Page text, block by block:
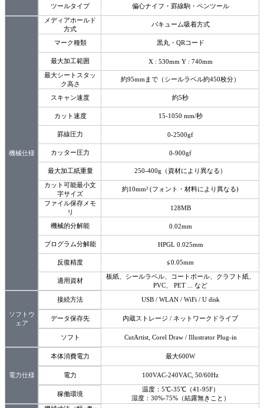
ツールタイプ 偏心ナイフ・罫線駒・ペンツール
機械仕様
メディアホールド
方式
バキューム吸着方式
マーク種類 黒丸・QRコード
最大加工範囲
X : 530mm Y : 740mm
最大シートスタッ
ク高さ
約95mmまで（シールラベル約450枚分）
スキャン速度 約5秒
カット速度 15-1050 mm/秒
罫線圧力 0-2500gf
カッター圧力 0-900gf
最大加工紙重量
250-400g（資材により異なる）
カット可能最小文
字サイズ
約10mm² (フォント・材料により異なる)
ファイル保存メモ
リ
128MB
機械的分解能 0.02mm
プログラム分解能 HPGL 0.025mm
反復精度 ≦0.05mm
適用資材
板紙、シールラベル、コートボール、クラフト紙、
PVC、 PET ... など
ソフトウ
ェア
接続方法 USB / WLAN / WiFi / U disk
データ保存先 内蔵ストレージ / ネットワークドライブ
ソフト CutArtist, Corel Draw / Illustrator Plug-in
電力仕様
本体消費電力 最大600W
電力 100VAC-240VAC, 50/60Hz
稼働環境
温度：5℃-35℃（41-95F）
湿度：30%-75%（結露無きこと）